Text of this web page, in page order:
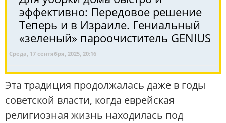
эффективно: Передовое решение
Теперь и в Израиле. Гениальный
«зеленый» пароочиститель GENIUS
Среда, 17 сентября, 2025, 20:16
Эта традиция продолжалась даже в годы
советской власти, когда еврейская
религиозная жизнь находилась под